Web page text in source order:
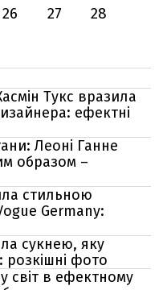
26 27
28
Тукс вразила
ефектні
Леоні Ганне
образом –
стильною
Germany:
сукнею, яку
розкішні фото
світ в ефектному